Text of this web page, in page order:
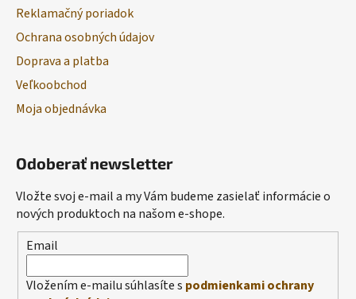
Reklamačný poriadok
Ochrana osobných údajov
Doprava a platba
Veľkoobchod
Moja objednávka
Odoberať newsletter
Vložte svoj e-mail a my Vám budeme zasielať informácie o
nových produktoch na našom e-shope.
Email
Vložením e-mailu súhlasíte s podmienkami ochrany